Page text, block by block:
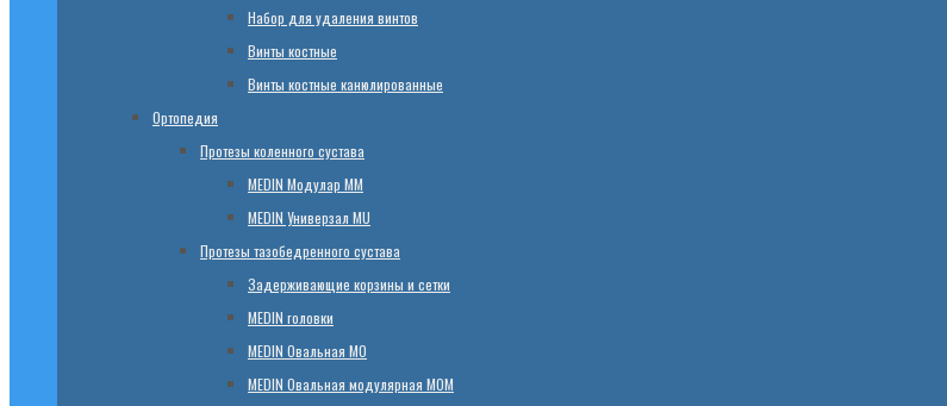
Набор для удаления винтов
Винты костные
Винты костные канюлированные
Ортопедия
Протезы коленного сустава
МЕDIN Модулар ММ
МЕDIN Универзал MU
Протезы тазобедренного сустава
Задерживающие корзины и сетки
МЕDIN головки
МЕDIN Овальная MО
МЕDIN Овальная модулярная MOM